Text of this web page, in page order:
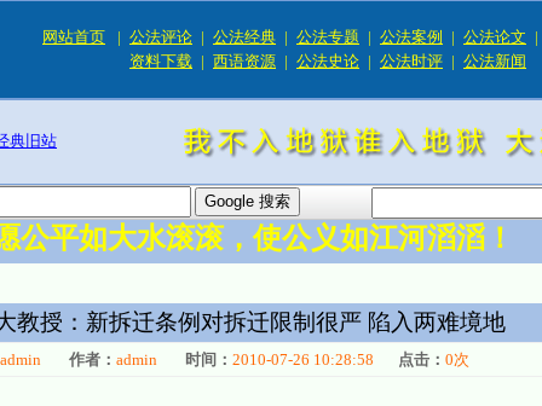
网站首页 | 公法评论 | 公法经典 | 公法专题 | 公法案例 | 公法论文 |
资料下载 | 西语资源 | 公法史论 | 公法时评 | 公法新闻
典旧站
公平如大水滚滚，使公义如江河滔滔！
教授：新拆迁条例对拆迁限制很严 陷入两难境地
admin 作者： admin 时间： 2010-07-26 10:28:58 点击： 0次